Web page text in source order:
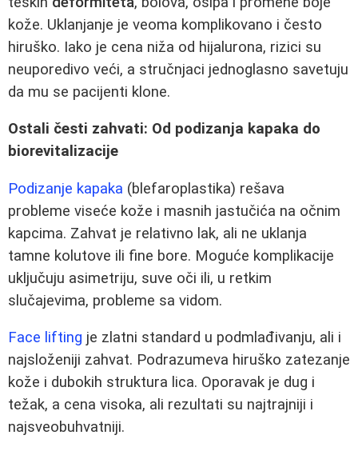
kože. Uklanjanje je veoma komplikovano i često
hiruško. Iako je cena niža od hijalurona, rizici su
neuporedivo veći, a stručnjaci jednoglasno savetuju
da mu se pacijenti klone.
Ostali česti zahvati: Od podizanja kapaka do
biorevitalizacije
Podizanje kapaka (blefaroplastika) rešava
probleme viseće kože i masnih jastučića na očnim
kapcima. Zahvat je relativno lak, ali ne uklanja
tamne kolutove ili fine bore. Moguće komplikacije
uključuju asimetriju, suve oči ili, u retkim
slučajevima, probleme sa vidom.
Face lifting je zlatni standard u podmlađivanju, ali i
najsloženiji zahvat. Podrazumeva hiruško zatezanje
kože i dubokih struktura lica. Oporavak je dug i
težak, a cena visoka, ali rezultati su najtrajniji i
najsveobuhvatniji.